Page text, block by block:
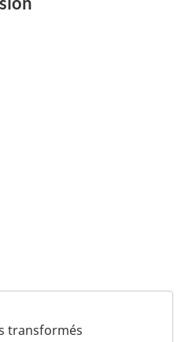
transformés